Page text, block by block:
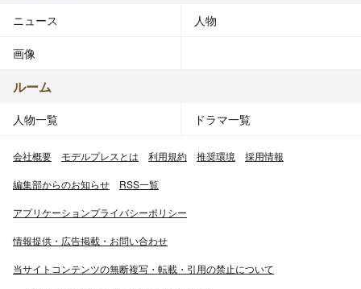
ニュース 人物
画像
ルーム
人物一覧 ドラマ一覧
会社概要 モデルプレスとは 利用規約 推奨環境 採用情報
編集部からのお知らせ RSS一覧
アプリケーションプライバシーポリシー
情報提供・広告掲載・お問い合わせ
当サイトコンテンツの無断複写・転載・引用の禁止について